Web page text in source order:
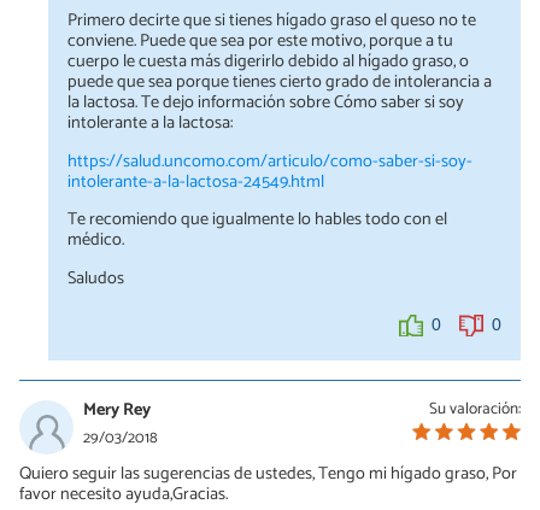
Primero decirte que si tienes hígado graso el queso no te
conviene. Puede que sea por este motivo, porque a tu
cuerpo le cuesta más digerirlo debido al hígado graso, o
puede que sea porque tienes cierto grado de intolerancia a
la lactosa. Te dejo información sobre Cómo saber si soy
intolerante a la lactosa:
https://salud.uncomo.com/articulo/como-saber-si-soy-
intolerante-a-la-lactosa-24549.html
Te recomiendo que igualmente lo hables todo con el
médico.
Saludos
0 0
Su valoración:
Mery Rey
29/03/2018
Quiero seguir las sugerencias de ustedes, Tengo mi hígado graso, Por
favor necesito ayuda,Gracias.